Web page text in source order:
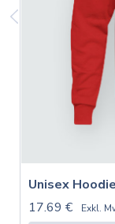
Unisex
17.69 €
Exkl.